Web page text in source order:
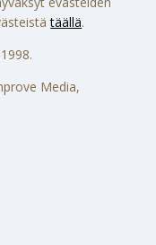
täällä.
Media,